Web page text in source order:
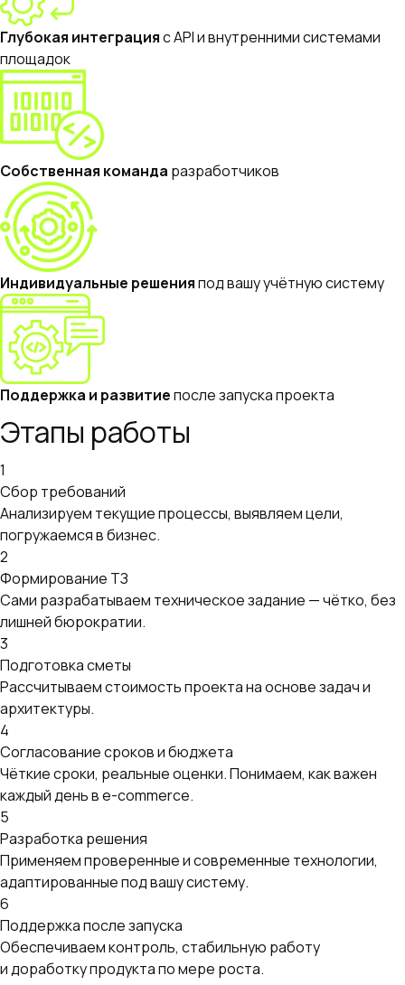
Глубокая интеграцияс API и внутренними системами
площадок
Собственная команда разработчиков
Индивидуальные решенияпод вашу учётную систему
Поддержка и развитиепосле запуска проекта
Этапы работы
1
Сбор требований
Анализируем текущие процессы, выявляем цели,
погружаемся в бизнес.
2
Формирование ТЗ
Сами разрабатываем техническое задание — чётко, без
лишней бюрократии.
3
Подготовка сметы
Рассчитываем стоимость проекта на основе задач и
архитектуры.
4
Согласование сроков и бюджета
Чёткие сроки, реальные оценки. Понимаем, как важен
каждый день в e-commerce.
5
Разработка решения
Применяем проверенные и современные технологии,
адаптированные под вашу систему.
6
Поддержка после запуска
Обеспечиваем контроль, стабильную работу
и доработку продукта по мере роста.